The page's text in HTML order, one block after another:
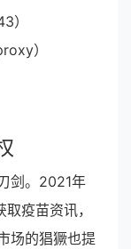
）
）
剑。2021年
疫苗资讯，
场的猖獗也提